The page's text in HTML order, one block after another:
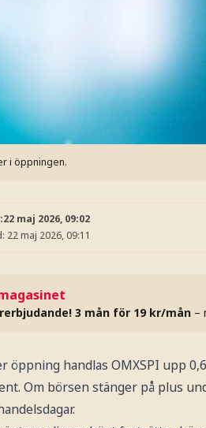
i öppningen.
22 maj 2026, 09:02
22 maj 2026, 09:11
3 mån för 19 kr/mån –
öppning handlas OMXSPI upp
Om börsen stänger på plus